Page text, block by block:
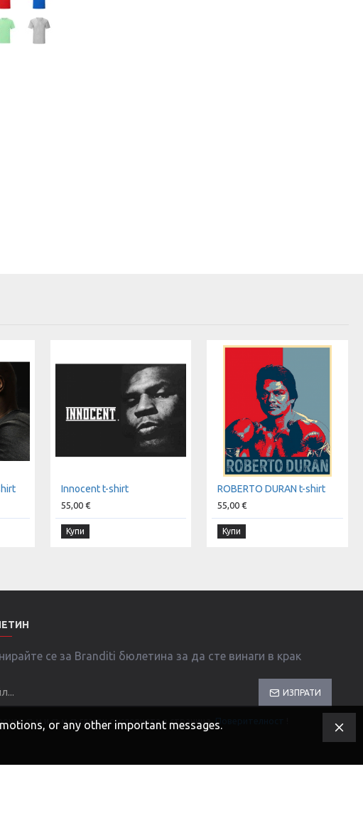
Innocent t-shirt
55,00 €
Купи
ROBERTO DURAN t-shirt
55,00 €
Купи
се за Branditi бюлетина за да сте винаги в крак
ИЗПРАТИ
съм и съм съгласен с условията в страница Поверителност
or any other important messages.